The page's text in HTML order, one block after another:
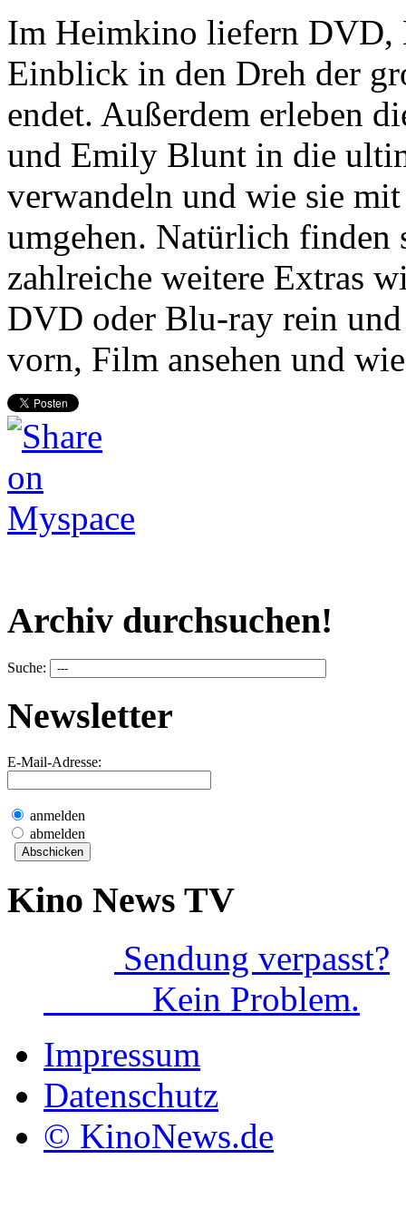
Im Heimkino liefern DVD,
Einblick in den Dreh der
endet. Außerdem erleben
und Emily Blunt in die
verwandeln und wie sie
umgehen. Natürlich finden
zahlreiche weitere Extras
DVD oder Blu-ray rein
vorn, Film ansehen und
Archiv durchsuchen!
Suche:
Newsletter
E-Mail-Adresse:
anmelden
abmelden
Kino News TV
Sendung verpasst?
Kein Problem.
Impressum
Datenschutz
© KinoNews.de